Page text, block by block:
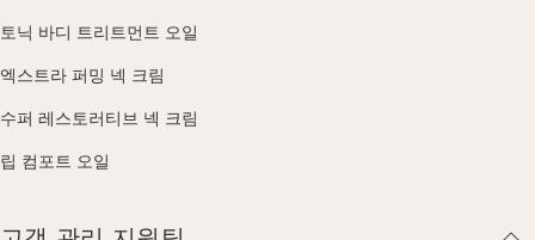
토닉 바디 트리트먼트 오일
엑스트라 퍼밍 넥 크림
수퍼 레스토러티브 넥 크림
립 컴포트 오일